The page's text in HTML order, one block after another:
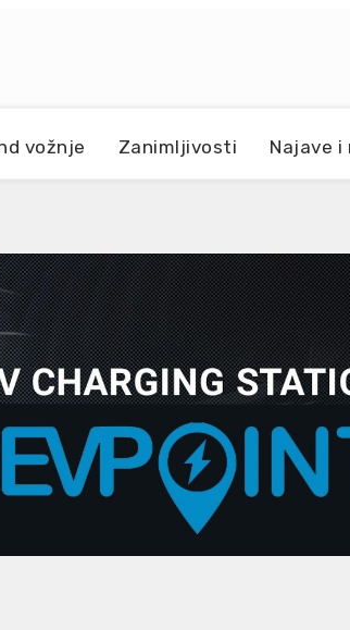
vožnje Zanimljivosti Najave